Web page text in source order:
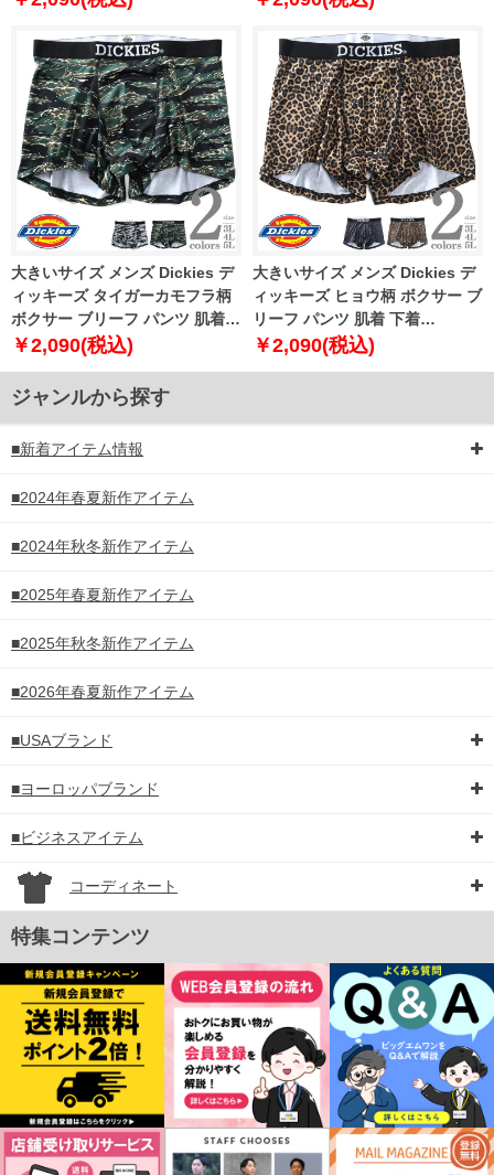
大きいサイズ メンズ Dickies デ
ィッキーズ タイガーカモフラ柄
ボクサー ブリーフ パンツ 肌着
下着 80533100
￥2,090(税込)
大きいサイズ メンズ Dickies デ
ィッキーズ ヒョウ柄 ボクサー ブ
リーフ パンツ 肌着 下着
80533200
￥2,090(税込)
ジャンルから探す
■新着アイテム情報
■2024年春夏新作アイテム
■2024年秋冬新作アイテム
■2025年春夏新作アイテム
■2025年秋冬新作アイテム
■2026年春夏新作アイテム
■USAブランド
■ヨーロッパブランド
■ビジネスアイテム
コーディネート
特集コンテンツ